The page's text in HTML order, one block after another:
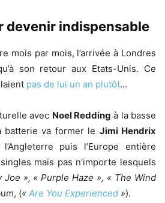
devenir indispensable
mois par mois, l’arrivée à Londres
son retour aux Etats-Unis. Ce
pas de lui un an plutôt…
avec Noel Redding à la basse
va former le Jimi Hendrix
puis l’Europe entière
mais pas n’importe lesquels
Joe », « Purple Haze », « The Wind
(« Are You Experienced »).